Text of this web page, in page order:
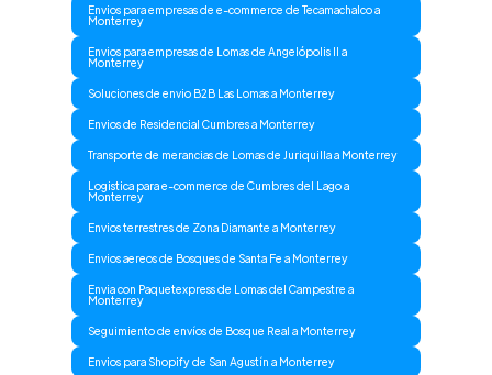
Envios para empresas de e-commerce de Tecamachalco a
Monterrey
Envios para empresas de Lomas de Angelópolis II a
Monterrey
Soluciones de envio B2B Las Lomas a Monterrey
Envios de Residencial Cumbres a Monterrey
Transporte de merancias de Lomas de Juriquilla a Monterrey
Logistica para e-commerce de Cumbres del Lago a
Monterrey
Envios terrestres de Zona Diamante a Monterrey
Envios aereos de Bosques de Santa Fe a Monterrey
Envia con Paquetexpress de Lomas del Campestre a
Monterrey
Seguimiento de envíos de Bosque Real a Monterrey
Envios para Shopify de San Agustín a Monterrey